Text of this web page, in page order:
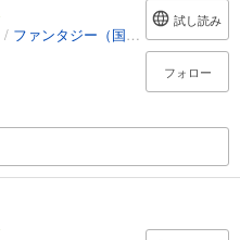
/ ファンタジー（国内）
試し読み
フォロー